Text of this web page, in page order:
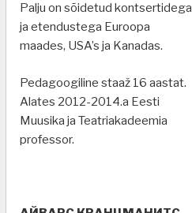
Palju on sõidetud kontsertidega
ja etendustega Euroopa
maades, USA’s ja Kanadas.
Pedagoogiline staaž 16 aastat.
Alates 2012-2014.a Eesti
Muusika ja Teatriakadeemia
professor.